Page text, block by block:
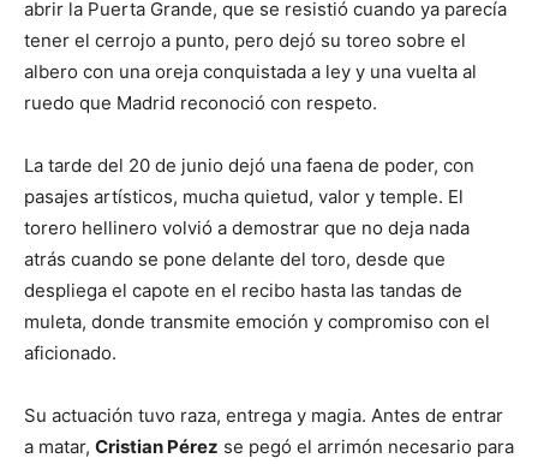
abrir la Puerta Grande, que se resistió cuando ya parecía
tener el cerrojo a punto, pero dejó su toreo sobre el
albero con una oreja conquistada a ley y una vuelta al
ruedo que Madrid reconoció con respeto.
La tarde del 20 de junio dejó una faena de poder, con
pasajes artísticos, mucha quietud, valor y temple. El
torero hellinero volvió a demostrar que no deja nada
atrás cuando se pone delante del toro, desde que
despliega el capote en el recibo hasta las tandas de
muleta, donde transmite emoción y compromiso con el
aficionado.
Su actuación tuvo raza, entrega y magia. Antes de entrar
a matar, Cristian Pérez se pegó el arrimón necesario para